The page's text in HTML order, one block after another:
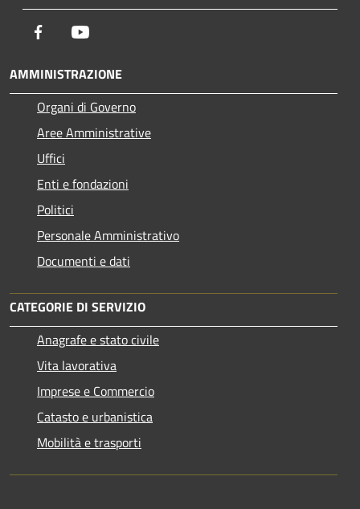
Facebook
AMMINISTRAZIONE
Organi di Governo
Aree Amministrative
Uffici
Enti e fondazioni
Politici
Personale Amministrativo
Documenti e dati
CATEGORIE DI SERVIZIO
Anagrafe e stato civile
Vita lavorativa
Imprese e Commercio
Catasto e urbanistica
Mobilità e trasporti